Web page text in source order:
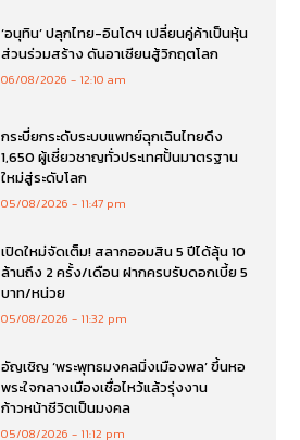
‘อนุทิน’ ปลุกไทย-อินโดฯ เปลี่ยนคู่ค้าเป็นหุ้น
ส่วนร่วมสร้าง ดันอาเซียนสู้วิกฤตโลก
06/08/2026 12:10 am
กระบี่ยกระดับระบบแพทย์ฉุกเฉินไทยดึง
1,650 ผู้เชี่ยวชาญทั่วประเทศปั้นมาตรฐาน
ใหม่สู่ระดับโลก
05/08/2026 11:47 pm
เปิดใหม่จัดเต็ม! สลากออมสิน 5 ปีได้ลุ้น 10
ล้านถึง 2 ครั้ง/เดือน ฝากครบรับดอกเบี้ย 5
บาท/หน่วย
05/08/2026 11:32 pm
อัญเชิญ ‘พระพุทธมงคลมิ่งเมืองพล’ ขึ้นหอ
พระใจกลางเมืองเชื่อไหว้แล้วรุ่งงาน
ก้าวหน้าชีวิตเป็นมงคล
05/08/2026 11:12 pm